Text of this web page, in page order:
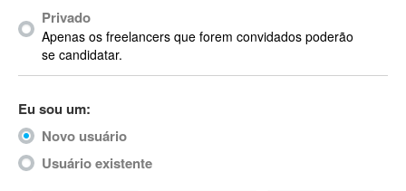
Acrobat X
Acronis
ACT
Actimize
ActionScript
ActionScript 3
Privado
Apenas os freelancers que forem convidados poderão
se candidatar.
Eu sou um:
Novo usuário
Usuário existente